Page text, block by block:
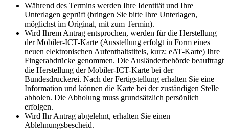
Während des Termins werden Ihre Identität und Ihre
Unterlagen geprüft (bringen Sie bitte Ihre Unterlagen,
möglichst im Original, mit zum Termin).
Wird Ihrem Antrag entsprochen, werden für die Herstellung
der Mobiler-ICT-Karte (Ausstellung erfolgt in Form eines
neuen elektronischen Aufenthaltstitels, kurz: eAT-Karte) Ihre
Fingerabdrücke genommen. Die Ausländerbehörde beauftragt
die Herstellung der Mobiler-ICT-Karte bei der
Bundesdruckerei. Nach der Fertigstellung erhalten Sie eine
Information und können die Karte bei der zuständigen Stelle
abholen. Die Abholung muss grundsätzlich persönlich
erfolgen.
Wird Ihr Antrag abgelehnt, erhalten Sie einen
Ablehnungsbescheid.